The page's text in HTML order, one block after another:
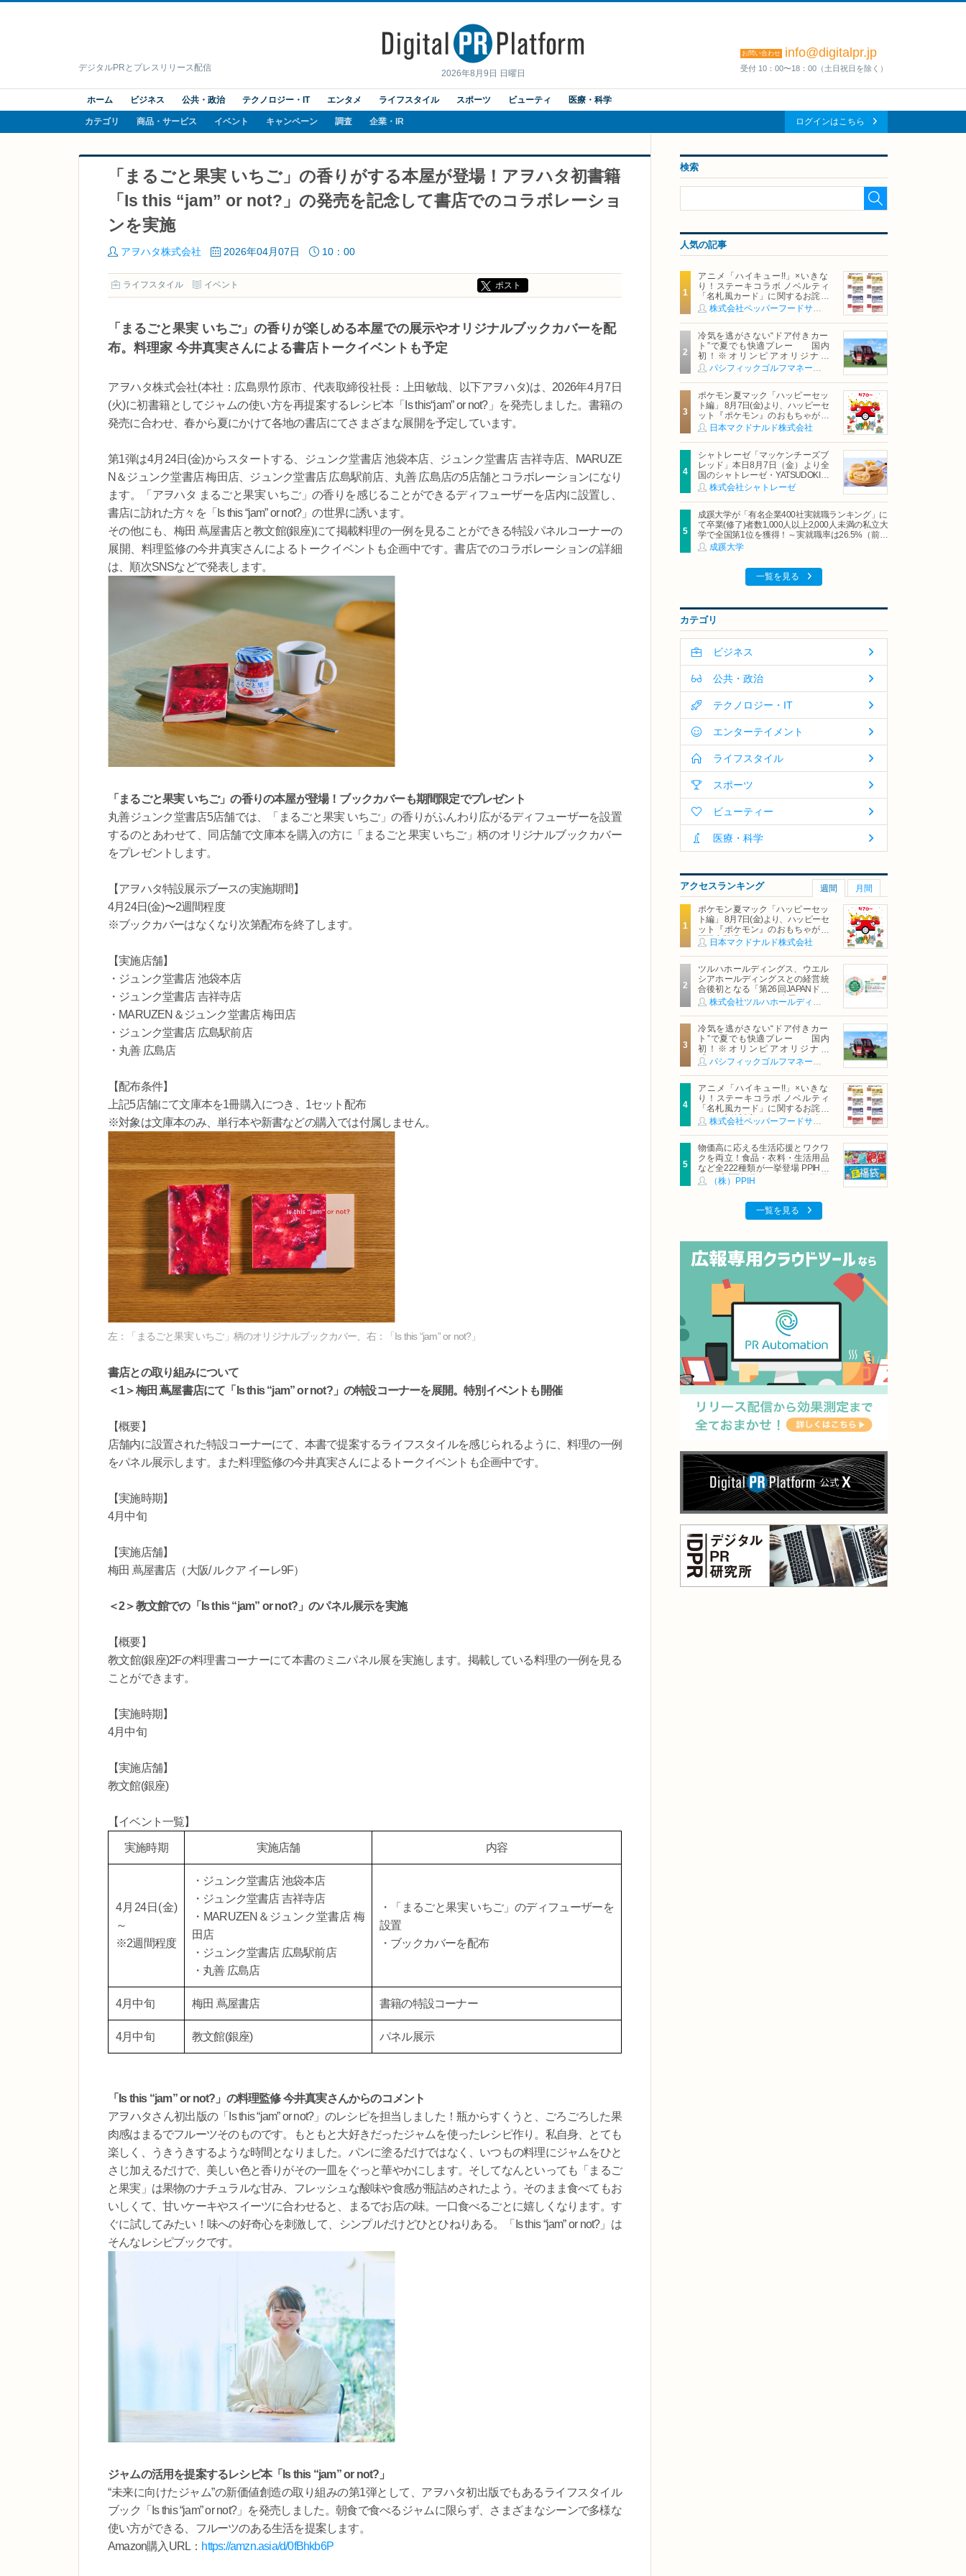
2026年8月9日 日曜日
デジタルPRとプレスリリース配信
お問い合わせ info@digitalpr.jp
受付 10：00〜18：00（土日祝日を除く）
ホーム ビジネス 公共・政治 テクノロジー・IT エンタメ ライフスタイル スポーツ ビューティ 医療・科学
カテゴリ 商品・サービス イベント キャンペーン 調査 企業・IR ログインはこちら
「まるごと果実 いちご」の香りがする本屋が登場！アヲハタ初書籍
「Is this “jam” or not?」の発売を記念して書店でのコラボレーショ
ンを実施
アヲハタ株式会社 2026年04月07日 10：00
ライフスタイル イベント ポスト
「まるごと果実 いちご」の香りが楽しめる本屋での展示やオリジナルブックカバーを配
布。料理家 今井真実さんによる書店トークイベントも予定
アヲハタ株式会社(本社：広島県竹原市、代表取締役社長：上田敏哉、以下アヲハタ)は、2026年4月7日
(火)に初書籍としてジャムの使い方を再提案するレシピ本「Is this“jam” or not?」を発売しました。書籍の
発売に合わせ、春から夏にかけて各地の書店にてさまざまな展開を予定しています。
第1弾は4月24日(金)からスタートする、ジュンク堂書店 池袋本店、ジュンク堂書店 吉祥寺店、MARUZE
N＆ジュンク堂書店 梅田店、ジュンク堂書店 広島駅前店、丸善 広島店の5店舗とコラボレーションになり
ます。「アヲハタ まるごと果実 いちご」の香りを感じることができるディフューザーを店内に設置し、
書店に訪れた方々を「Is this “jam” or not?」の世界に誘います。
その他にも、梅田 蔦屋書店と教文館(銀座)にて掲載料理の一例を見ることができる特設パネルコーナーの
展開、料理監修の今井真実さんによるトークイベントも企画中です。書店でのコラボレーションの詳細
は、順次SNSなどで発表します。
「まるごと果実 いちご」の香りの本屋が登場！ブックカバーも期間限定でプレゼント
丸善ジュンク堂書店5店舗では、「まるごと果実 いちご」の香りがふんわり広がるディフューザーを設置
するのとあわせて、同店舗で文庫本を購入の方に「まるごと果実 いちご」柄のオリジナルブックカバー
をプレゼントします。
【アヲハタ特設展示ブースの実施期間】
4月24日(金)〜2週間程度
※ブックカバーはなくなり次第配布を終了します。
【実施店舗】
・ジュンク堂書店 池袋本店
・ジュンク堂書店 吉祥寺店
・MARUZEN＆ジュンク堂書店 梅田店
・ジュンク堂書店 広島駅前店
・丸善 広島店
【配布条件】
上記5店舗にて文庫本を1冊購入につき、1セット配布
※対象は文庫本のみ、単行本や新書などの購入では付属しません。
左：「まるごと果実 いちご」柄のオリジナルブックカバー、右：「Is this “jam” or not?」
書店との取り組みについて
＜1＞梅田 蔦屋書店にて「Is this “jam” or not?」の特設コーナーを展開。特別イベントも開催
【概要】
店舗内に設置された特設コーナーにて、本書で提案するライフスタイルを感じられるように、料理の一例
をパネル展示します。また料理監修の今井真実さんによるトークイベントも企画中です。
【実施時期】
4月中旬
【実施店舗】
梅田 蔦屋書店（大阪/ ルクア イーレ9F）
＜2＞教文館での「Is this “jam” or not?」のパネル展示を実施
【概要】
教文館(銀座)2Fの料理書コーナーにて本書のミニパネル展を実施します。掲載している料理の一例を見る
ことができます。
【実施時期】
4月中旬
【実施店舗】
教文館(銀座)
【イベント一覧】
実施時期 実施店舗 内容
4月24日(金)
～
※2週間程度
・ジュンク堂書店 池袋本店
・ジュンク堂書店 吉祥寺店
・MARUZEN＆ジュンク堂書店 梅
田店
・ジュンク堂書店 広島駅前店
・丸善 広島店
・「まるごと果実 いちご」のディフューザーを
設置
・ブックカバーを配布
4月中旬 梅田 蔦屋書店 書籍の特設コーナー
4月中旬 教文館(銀座) パネル展示
「Is this “jam” or not?」の料理監修 今井真実さんからのコメント
アヲハタさん初出版の「Is this “jam” or not?」のレシピを担当しました！瓶からすくうと、ごろごろした果
肉感はまるでフルーツそのものです。もともと大好きだったジャムを使ったレシピ作り。私自身、とても
楽しく、うきうきするような時間となりました。パンに塗るだけではなく、いつもの料理にジャムをひと
さじ加えるだけで、美しい色と香りがその一皿をぐっと華やかにします。そしてなんといっても「まるご
と果実」は果物のナチュラルな甘み、フレッシュな酸味や食感が瓶詰めされたよう。そのまま食べてもお
いしくて、甘いケーキやスイーツに合わせると、まるでお店の味。一口食べるごとに嬉しくなります。す
ぐに試してみたい！味への好奇心を刺激して、シンプルだけどひとひねりある。「Is this “jam” or not?」は
そんなレシピブックです。
ジャムの活用を提案するレシピ本「Is this “jam” or not?」
“未来に向けたジャム”の新価値創造の取り組みの第1弾として、アヲハタ初出版でもあるライフスタイル
ブック「Is this “jam” or not?」を発売しました。朝食で食べるジャムに限らず、さまざまなシーンで多様な
使い方ができる、フルーツのある生活を提案します。
Amazon購入URL： https://amzn.asia/d/0fBhkb6P
検索
人気の記事
アニメ「ハイキュー!!」×いきな
り！ステーキコラボ ノベルティ
「名札風カード」に関するお詫び
および交換対応についてのご案内
冷気を逃がさない“ドア付きカー
ト”で夏でも快適プレー 国内
初！※オリンピアオリジナル
「AirCon Cart（エアコンカー
ト）」導入 | ＰＧＭ
ポケモン夏マック「ハッピーセッ
ト編」 8月7日(金)より、ハッピーセ
ット『ポケモン』のおもちゃが期
間限定登場
日本マクドナルド株式会社
シャトレーゼ「マッケンチーズブ
レッド」本日8月7日（金）より全
国のシャトレーゼ・YATSUDOKIで
発売株式会社シャトレーゼ
成蹊大学が「有名企業400社実就職ランキング」に
て卒業(修了)者数1,000人以上2,000人未満の私立大
学で全国第1位を獲得！～実就職率は26.5%（前年
比＋4.3pt）に伸長、東京の私立大学でも10位にラ
ンクイン～
成蹊大学
一覧を見る
カテゴリ
ビジネス
公共・政治
テクノロジー・IT
エンターテイメント
ライフスタイル
スポーツ
ビューティー
医療・科学
アクセスランキング 週間 月間
ポケモン夏マック「ハッピーセッ
ト編」 8月7日(金)より、ハッピーセ
ット『ポケモン』のおもちゃが期
間限定登場
日本マクドナルド株式会社
ツルハホールディングス、ウエル
シアホールディングスとの経営統
合後初となる「第26回JAPANドラ
ッグストアショー」に出展
冷気を逃がさない“ドア付きカー
ト”で夏でも快適プレー 国内
初！※オリンピアオリジナル
「AirCon Cart（エアコンカー
ト）」導入 | ＰＧＭ
アニメ「ハイキュー!!」×いきな
り！ステーキコラボ ノベルティ
「名札風カード」に関するお詫び
および交換対応についてのご案内
物価高に応える生活応援とワクワ
クを両立！食品・衣料・生活用品
など全222種類が一挙登場 PPIHグ
ループ「夏福袋」＆セール 8月6日
(木)より順次スタート
（株）PPIH
一覧を見る